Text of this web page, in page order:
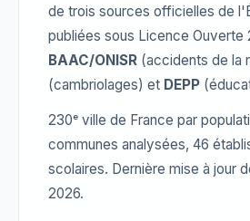
de trois sources officielles de
publiées sous Licence Ouverte
BAAC/ONISR (accidents de la
(cambriolages) et DEPP
230ᵉ ville de France par
communes analysées, 46
scolaires. Dernière mise à jour
2026.